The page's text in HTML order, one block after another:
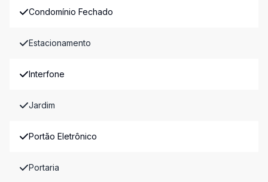
Condomínio Fechado
Estacionamento
Interfone
Jardim
Portão Eletrônico
Portaria